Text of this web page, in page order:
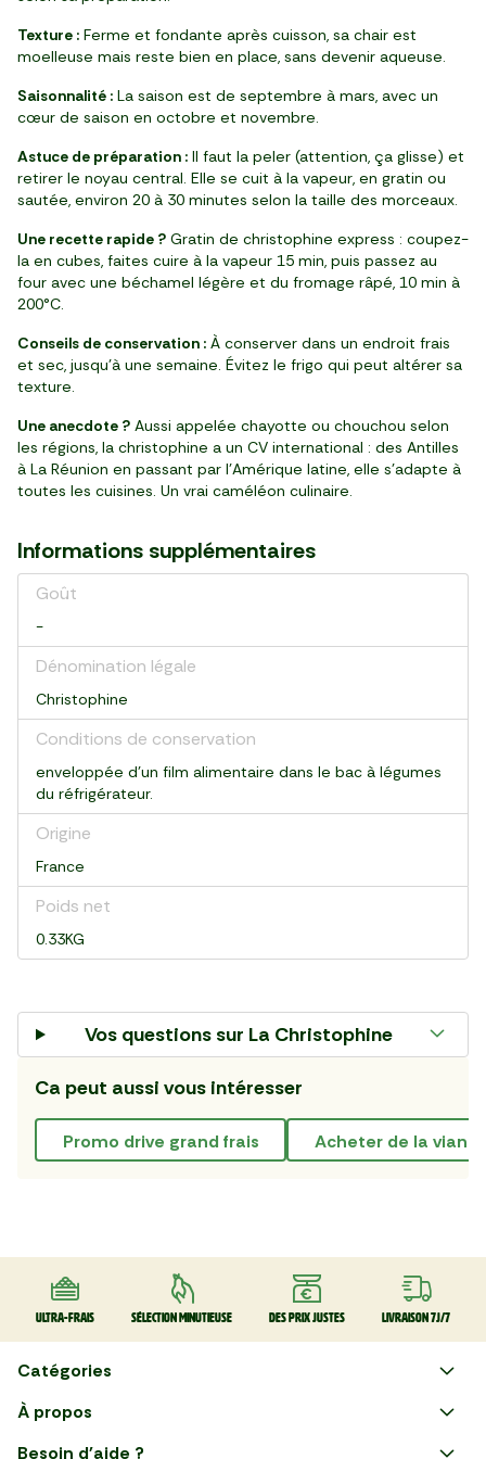
Texture : Ferme et fondante après cuisson, sa chair est
moelleuse mais reste bien en place, sans devenir aqueuse.
Saisonnalité : La saison est de septembre à mars, avec un
cœur de saison en octobre et novembre.
Astuce de préparation : Il faut la peler (attention, ça glisse) et
retirer le noyau central. Elle se cuit à la vapeur, en gratin ou
sautée, environ 20 à 30 minutes selon la taille des morceaux.
Une recette rapide ? Gratin de christophine express : coupez-
la en cubes, faites cuire à la vapeur 15 min, puis passez au
four avec une béchamel légère et du fromage râpé, 10 min à
200°C.
Conseils de conservation : À conserver dans un endroit frais
et sec, jusqu’à une semaine. Évitez le frigo qui peut altérer sa
texture.
Une anecdote ? Aussi appelée chayotte ou chouchou selon
les régions, la christophine a un CV international : des Antilles
à La Réunion en passant par l’Amérique latine, elle s’adapte à
toutes les cuisines. Un vrai caméléon culinaire.
Informations supplémentaires
Goût
-
Dénomination légale
Christophine
Conditions de conservation
enveloppée d'un film alimentaire dans le bac à légumes
du réfrigérateur.
Origine
France
Poids net
0.33KG
Vos questions sur La Christophine
Ca peut aussi vous intéresser
promo drive grand frais Acheter de la
Ultra-frais Sélection minutieuse Des prix justes Livraison 7J/7
Catégories
Faire ses courses en ligne
À propos
Besoin d'aide ?